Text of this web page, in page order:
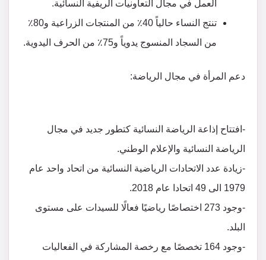
العمل في مجال التعاونيات الريفية النسائية.
تنتج النساء حالياً 40٪ من المنتجات الزراعية و80٪
من السجاد المنسوج يدوياً و75٪ من الحرف اليدوية.
دعم المرأة في مجال الرياضة:
-افتتاح إذاعة الرياضة النسائية كتطور جديد في مجال
الرياضة النسائية والإعلام الوطني.
-زيادة عدد الاتحادات الرياضية النسائية من اتحاد واحد عام
1979 الى 49 اتحادا عام 2018.
-وجود 273 اختصاصًا رياضيًا فعالًا للسيدات على مستوى
البلد.
-وجود 164 تخصصًا مع رخصة المشاركة في الفعاليات